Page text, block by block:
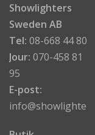
Showlighters
Sweden AB
Tel: 08-668 44 80
Jour: 070-458 81
95
E-post: